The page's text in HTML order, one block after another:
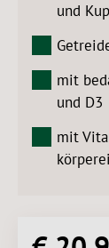
und
mit
und D3
mit
Regulärer